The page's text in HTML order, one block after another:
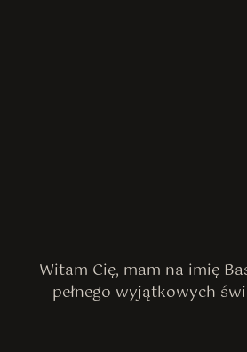
Witam Cię, mam na imię
pełnego wyjątkowych